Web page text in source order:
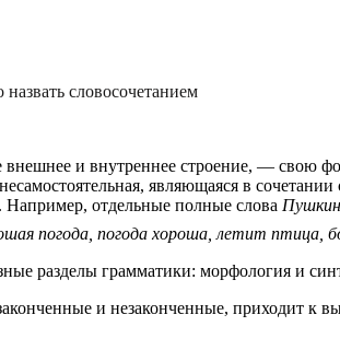
словосочетанием
и внутреннее строение, — свою
являющаяся в
Например, отдельные полные слова Пушкин
погода, погода хороша, летит птица,
разделы грамматики: морфология и
и незаконченные, приходит